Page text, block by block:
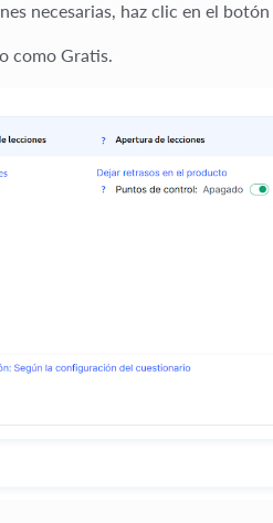
necesarias, haz clic en el botón
como Gratis